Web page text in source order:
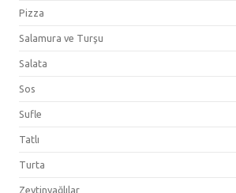
Pizza
Salamura ve Turşu
Salata
Sos
Sufle
Tatlı
Turta
Zeytinyağlılar